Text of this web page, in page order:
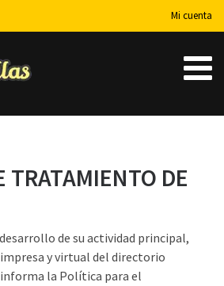
Mi cuenta
TRATAMIENTO DE
desarrollo de su actividad principal,
y virtual del directorio
la Política para el